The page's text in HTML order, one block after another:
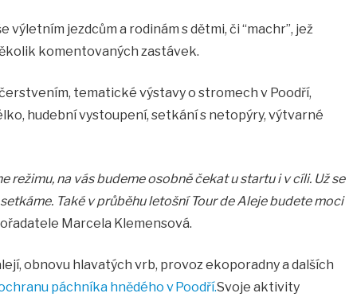
jezdcům a rodinám s dětmi, či “machr”, jež
komentovaných zastávek.
tematické výstavy o stromech v Poodří,
hudební vystoupení, setkání s netopýry, výtvarné
režimu, na vás budeme osobně čekat u startu i v cíli. Už se
Také v průběhu letošní Tour de Aleje budete moci
Marcela Klemensová.
obnovu hlavatých vrb, provoz ekoporadny a dalších
páchníka hnědého v Poodří.Svoje aktivity